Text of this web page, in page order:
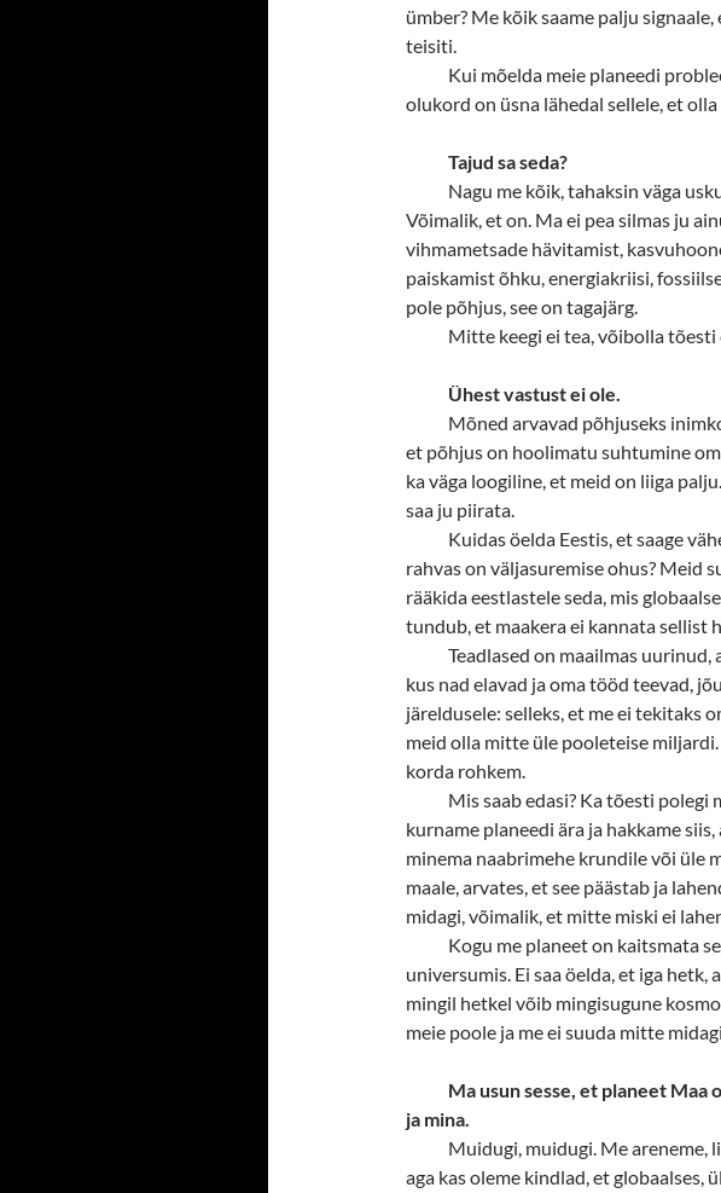
ümber? Me kõik saame palju
teisiti.
Kui mõelda meie planeedi
olukord on üsna lähedal sellele, et
Tajud sa seda?
Nagu me kõik, tahaksin väga
Võimalik, et on. Ma ei pea silmas ju
vihmametsade hävitamist,
paiskamist õhku, energiakriisi,
pole põhjus, see on tagajärg.
Mitte keegi ei tea, võibolla tõesti
Ühest vastust ei ole.
Mõned arvavad põhjuseks
et põhjus on hoolimatu suhtumine
ka väga loogiline, et meid on liiga
saa ju piirata.
Kuidas öelda Eestis, et saage
rahvas on väljasuremise ohus? Meid
rääkida eestlastele seda, mis
tundub, et maakera ei kannata sellist
Teadlased on maailmas
kus nad elavad ja oma tööd teevad,
järeldusele: selleks, et me ei tekitaks
meid olla mitte üle pooleteise
korda rohkem.
Mis saab edasi? Ka tõesti polegi
kurname planeedi ära ja hakkame
minema naabrimehe krundile või üle
maale, arvates, et see päästab ja
midagi, võimalik, et mitte miski ei
Kogu me planeet on kaitsmata
universumis. Ei saa öelda, et iga hetk,
mingil hetkel võib mingisugune
meie poole ja me ei suuda mitte
Ma usun sesse, et planeet Maa
ja mina.
Muidugi, muidugi. Me areneme,
aga kas oleme kindlad, et globaalses,